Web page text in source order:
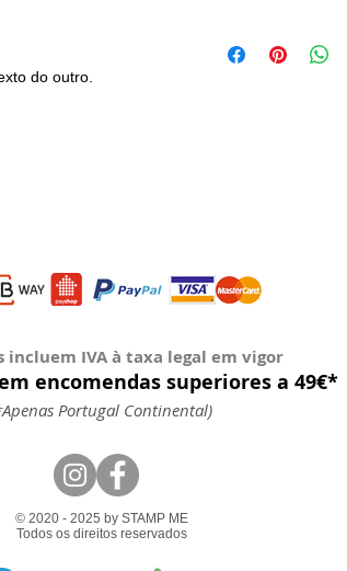
do outro.
incluem IVA à taxa legal em vigor
encomendas superiores a 49€*
Portugal Continental)
© 2020 - 2025 by STAMP ME
Todos os direitos reservados